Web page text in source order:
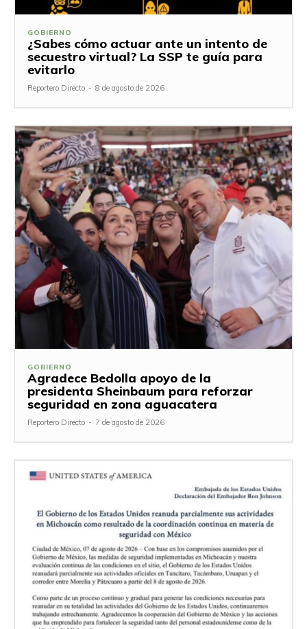
GOBIERNO
¿Sabes cómo actuar ante un intento de
secuestro virtual? La SSP te guía para
evitarlo
Reportero Directo - 8 de agosto de 2026
GOBIERNO
Agradece Bedolla apoyo de la
presidenta Sheinbaum para reforzar
seguridad en zona aguacatera
Reportero Directo - 7 de agosto de 2026